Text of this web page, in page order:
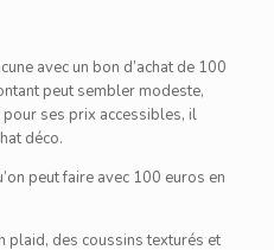
avec un bon d’achat de 100
peut sembler modeste,
pour ses prix accessibles, il
déco.
peut faire avec 100 euros en
plaid, des coussins texturés et